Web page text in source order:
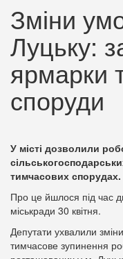
Зміни
Луцьку:
ярмарки
споруди
У місті дозволили
тимчасових спорудах.
Про це йшлося під час
міськради 30 квітня.
Депутати ухвалили
тимчасове зупинення